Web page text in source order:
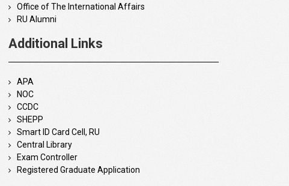
Office of The International Affairs
RU Alumni
Additional Links
APA
NOC
CCDC
SHEPP
Smart ID Card Cell, RU
Central Library
Exam Controller
Registered Graduate Application